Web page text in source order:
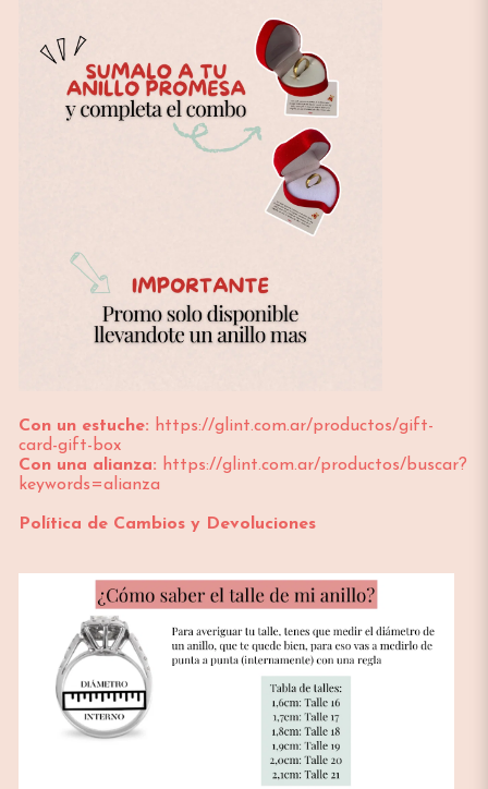
Con un estuche: https://glint.com.ar/productos/gift-
card-gift-box
Con una alianza: https://glint.com.ar/productos/buscar?
keywords=alianza
Política de Cambios y Devoluciones